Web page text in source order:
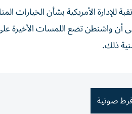
للإدارة الأمريكية بشأن الخيارات
أن واشنطن تضع اللمسات الأخيرة
ذلك.
صوتية